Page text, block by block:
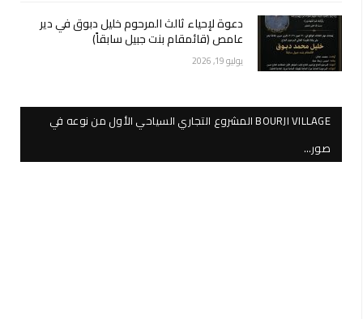
دعوة لإحياء ثالث المرحوم خليل دبوق في دير
عامص (قائمقام بنت جبيل سابقاً)
يوليو 19, 2026
BOURJI VILLAGE المشروع التجاري السياحي الأول من نوعه في
صور…